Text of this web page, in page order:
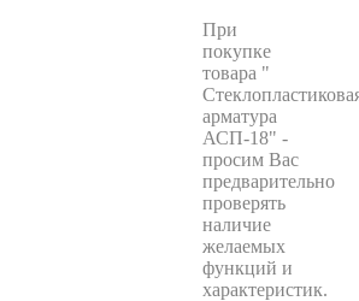
При
покупке
товара "
арматура
АСП-18" -
просим Вас
предварительно
проверять
наличие
желаемых
функций и
характеристик.